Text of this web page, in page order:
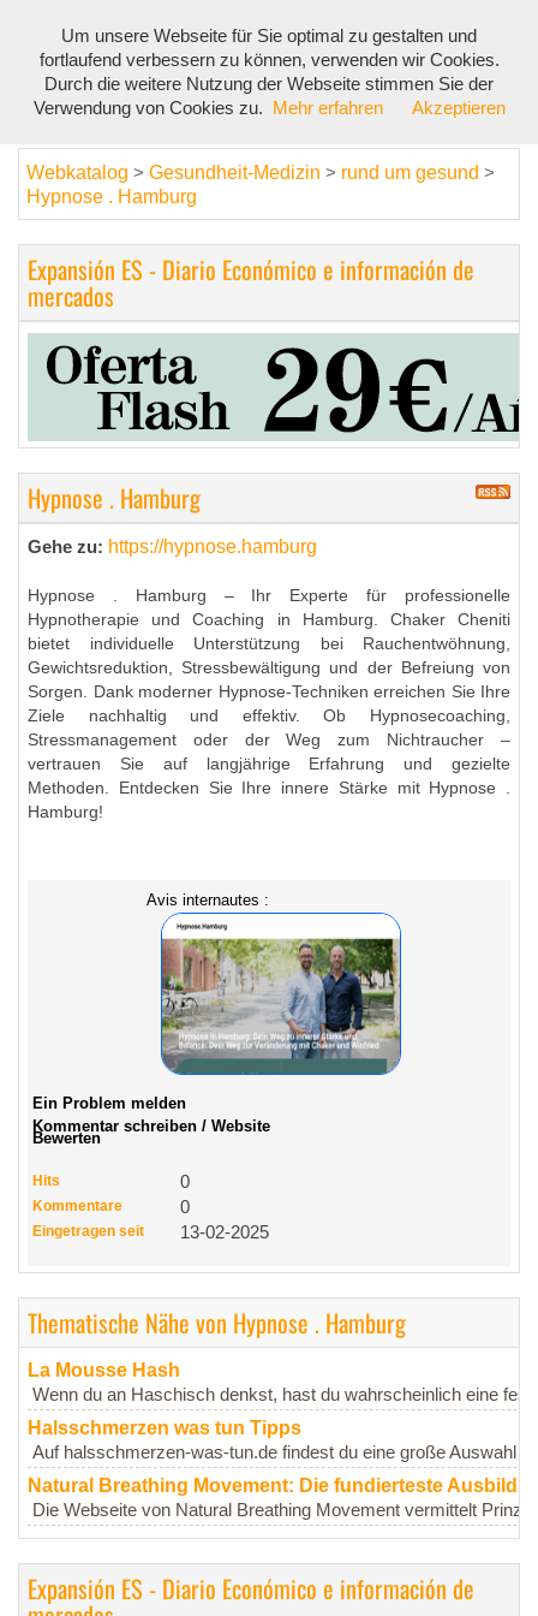
Webkatalog > Gesundheit-Medizin > rund um gesund >
Hypnose . Hamburg
Expansión ES - Diario Económico e información de
mercados
Hypnose . Hamburg
Gehe zu: https://hypnose.hamburg
Hypnose . Hamburg – Ihr Experte für professionelle
Hypnotherapie und Coaching in Hamburg. Chaker Cheniti
bietet individuelle Unterstützung bei Rauchentwöhnung,
Gewichtsreduktion, Stressbewältigung und der Befreiung von
Sorgen. Dank moderner Hypnose-Techniken erreichen Sie Ihre
Ziele nachhaltig und effektiv. Ob Hypnosecoaching,
Stressmanagement oder der Weg zum Nichtraucher –
vertrauen Sie auf langjährige Erfahrung und gezielte
Methoden. Entdecken Sie Ihre innere Stärke mit Hypnose .
Hamburg!
Avis internautes :
Ein Problem melden
Kommentar schreiben / Website
Bewerten
Hits 0
Kommentare 0
Eingetragen seit 13-02-2025
Thematische Nähe von Hypnose . Hamburg
La Mousse Hash
Wenn du an Haschisch denkst, hast du wahrscheinlich eine
Halsschmerzen was tun Tipps
Auf halsschmerzen-was-tun.de findest du eine große Auswahl
Natural Breathing Movement: Die fundierteste
Die Webseite von Natural Breathing Movement vermittelt
Expansión ES - Diario Económico e información de
Um unsere Webseite für Sie optimal zu gestalten und
fortlaufend verbessern zu können, verwenden wir Cookies.
Durch die weitere Nutzung der Webseite stimmen Sie der
Verwendung von Cookies zu.
Mehr erfahren Akzeptieren